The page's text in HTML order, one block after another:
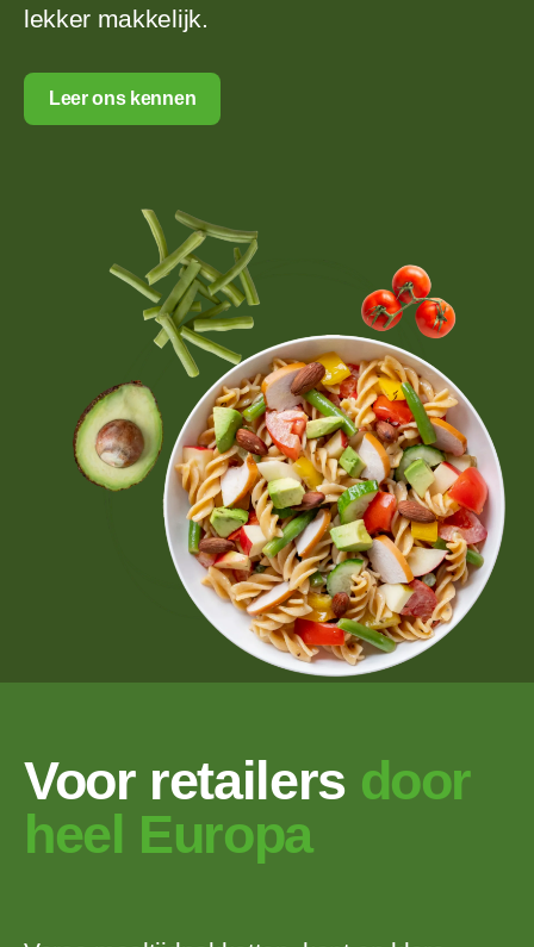
lekker makkelijk.
Leer ons kennen
Voor retailersdoor
heel Europa